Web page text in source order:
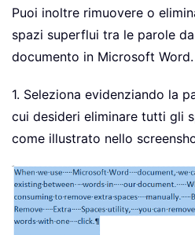
Puoi inoltre rimuovere o
spazi superflui tra le parole
documento in Microsoft
1. Seleziona evidenziando la
cui desideri eliminare tutti gli
come illustrato nello